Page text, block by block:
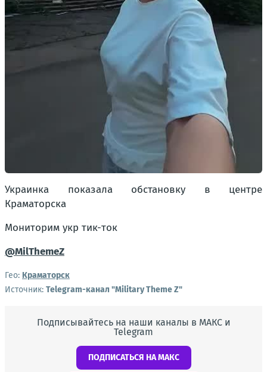
Украинка показала обстановку в центре
Краматорска
Мониторим укр тик-ток
@MilThemeZ
Гео: Краматорск
Источник: Telegram-канал "Military Theme Z"
Подписывайтесь на наши каналы в МАКС и
Telegram
ПОДПИСАТЬСЯ НА МАКС